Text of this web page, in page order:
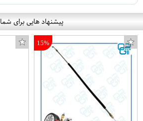
پیشنهاد هایی برای شما
15%